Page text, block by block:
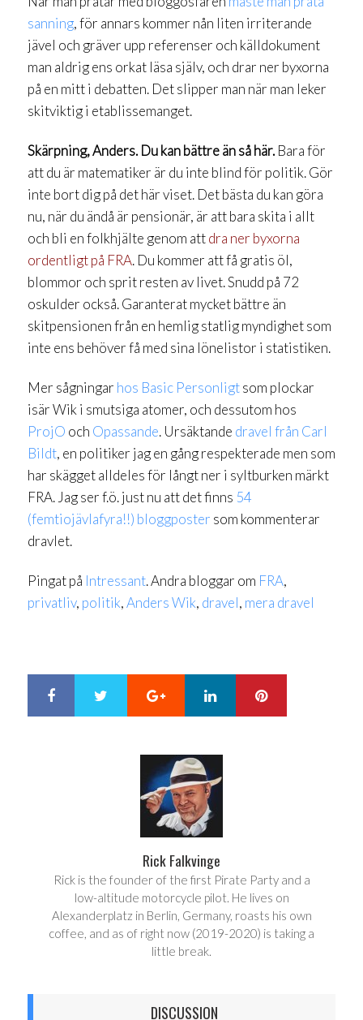
sanning, för annars kommer nån liten irriterande
jävel och gräver upp referenser och källdokument
man aldrig ens orkat läsa själv, och drar ner byxorna
på en mitt i debatten. Det slipper man när man leker
skitviktig i etablissemanget.
Skärpning, Anders. Du kan bättre än så här. Bara för
att du är matematiker är du inte blind för politik. Gör
inte bort dig på det här viset. Det bästa du kan göra
nu, när du ändå är pensionär, är att bara skita i allt
och bli en folkhjälte genom attdra ner byxorna
ordentligt på FRA. Du kommer att få gratis öl,
blommor och sprit resten av livet. Snudd på 72
oskulder också. Garanterat mycket bättre än
skitpensionen från en hemlig statlig myndighet som
inte ens behöver få med sina lönelistor i statistiken.
Mer sågningar hos Basic Personligtsom plockar
isär Wik i smutsiga atomer, och dessutom hos
ProjO och Opassande. Ursäktande dravel från Carl
Bildt, en politiker jag en gång respekterade men som
har skägget alldeles för långt ner i syltburken märkt
FRA. Jag ser f.ö. just nu att det finns 54
(femtiojävlafyra!!) bloggposter som kommenterar
dravlet.
Pingat på Intressant. Andra bloggar om FRA,
privatliv, politik,Anders Wik, dravel, mera dravel
Google+ LinkedIn
Rick Falkvinge
Rick is the founder of the first Pirate Party and a
low-altitude motorcycle pilot. He lives on
Alexanderplatz in Berlin, Germany, roasts his own
coffee, and as of right now (2019-2020) is taking a
little break.
DISCUSSION